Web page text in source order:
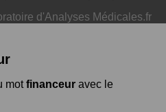
d'Analyses Médicales.fr
motfinanceur avec le